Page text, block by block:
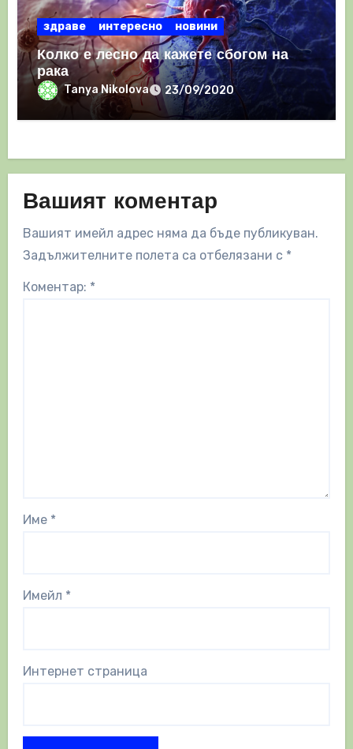
здраве интересно новини
Колко е лесно да кажете сбогом на
рака
Tanya Nikolova 23/09/2020
Вашият коментар
Вашият имейл адрес няма да бъде публикуван.
Задължителните полета са отбелязани с *
Коментар: *
Име *
Имейл *
Интернет страница